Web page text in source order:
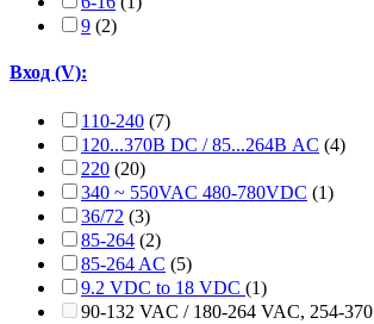
9 (2)
Вход (V):
110-240 (7)
120...370В DC / 85...264В AC (4)
220 (20)
340 ~ 550VAC 480-780VDC (1)
36/72 (3)
85-264 (2)
85-264 AC (5)
9.2 VDC to 18 VDC (1)
90-132 VAC / 180-264 VAC, 254-370